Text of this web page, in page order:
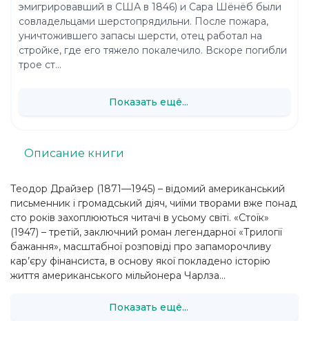
Теодор Драйзер (1871—1945) – відомий американський
письменник і громадський діяч, чиїми творами вже понад
сто років захоплюються читачі в усьому світі. «Стоїк»
(1947) – третій, заключний роман легендарної «Трилогії
бажання», масштабної розповіді про запаморочливу
кар’єру фінансиста, в основу якої покладено історію
життя американського мільйонера Чарлза...
Показать ещё...
Описание книги
эмигрировавший в США в 1846) и Сара Шёнёб были
совладельцами шерстопрядильни. После пожара,
уничтожившего запасы шерсти, отец работал на
стройке, где его тяжело покалечило. Вскоре погибли
трое ст...
Показать ещё...